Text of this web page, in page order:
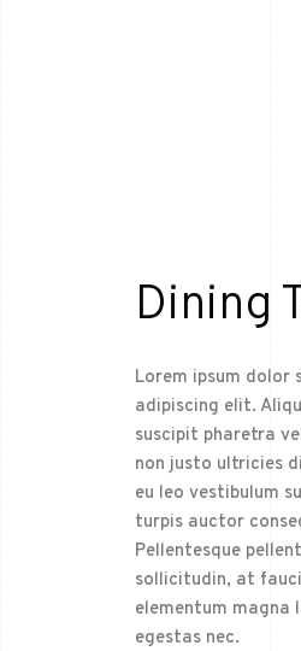
Dining
Lorem ipsum
adipiscing elit.
suscipit pharetra
non justo ultricies
eu leo vestibulum
turpis auctor
Pellentesque
sollicitudin, at
elementum magna
egestas nec.